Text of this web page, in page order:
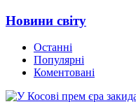
Новини світу
Останні
Популярні
Коментовані